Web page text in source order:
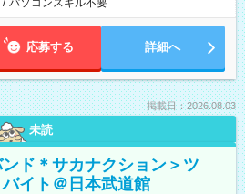
/ パソコンスキル不要
応募する 詳細へ
掲載日：2026.08.03
未読
ド＊サカナクション＞ツ
イト＠日本武道館